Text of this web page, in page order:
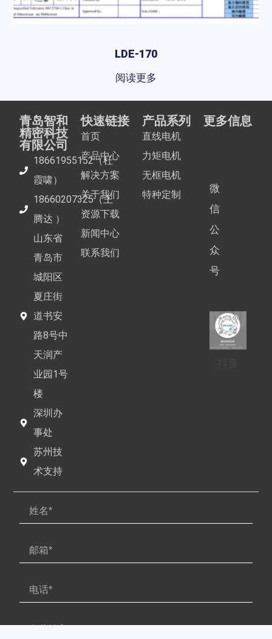
LDE-170
阅读更多
青岛智和
精密科技
有限公司
18661955152（杜
霞啸）
18660207325（王
腾达 ）
山东省
青岛市
城阳区
夏庄街
道书安
路8号中
天润产
业园1号
楼
深圳办
事处
苏州技
术支持
快速链接
首页
产品中心
解决方案
关于我们
资源下载
新闻中心
联系我们
产品系列
直线电机
力矩电机
无框电机
特种定制
更多信息
微
信
公
众
号